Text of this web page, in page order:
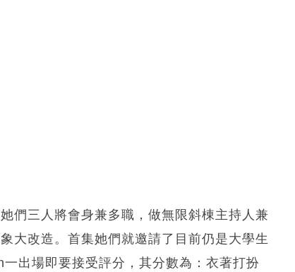
們三人將會身兼多職，做無限斜棟主持人兼
大改造。首集她們就邀請了目前仍是大學生
出場即要接受評分，其分數為：衣著打扮